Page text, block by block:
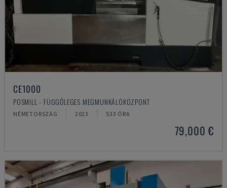
CE1000
POSMILL - FÜGGŐLEGES MEGMUNKÁLÓKÖZPONT
NÉMETORSZÁG 2023 533 ÓRA
79,000 €